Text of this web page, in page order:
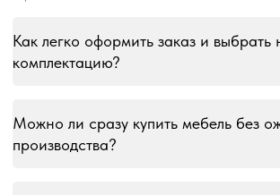
Как легко оформить заказ и выбрать
комплектацию?
Можно ли сразу купить мебель без
производства?